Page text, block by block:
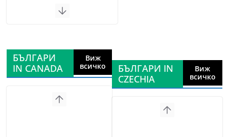
БЪЛГАРИ
IN CANADA
Виж
всичко
БЪЛГАРИ IN
CZECHIA
Виж
всичко